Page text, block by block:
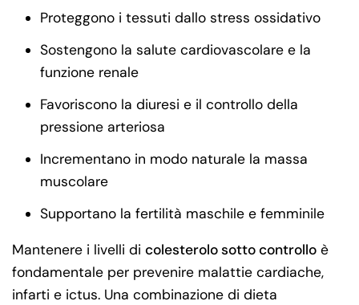
Proteggono i tessuti dallo stress ossidativo
Sostengono la salute cardiovascolare e la
funzione renale
Favoriscono la diuresi e il controllo della
pressione arteriosa
Incrementano in modo naturale la massa
muscolare
Supportano la fertilità maschile e femminile
Mantenere i livelli di colesterolo sotto controllo è
fondamentale per prevenire malattie cardiache,
infarti e ictus. Una combinazione di dieta